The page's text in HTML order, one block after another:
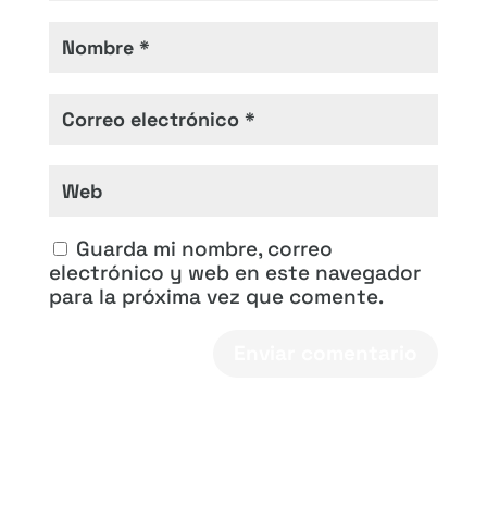
Guarda mi nombre, correo
electrónico y web en este navegador
para la próxima vez que comente.